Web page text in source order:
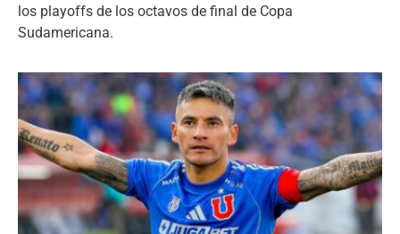
los playoffs de los octavos de final de Copa
Sudamericana.